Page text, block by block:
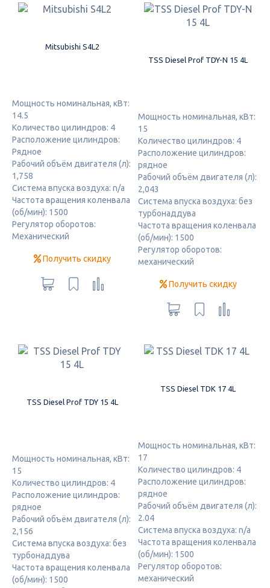
Mitsubishi S4L2
Мощность номинальная, кВт:
14.5
Количество цилиндров: 4
Расположение цилиндров:
Рядное
Рабочий объём двигателя (л):
1,758
Система впуска воздуха: n/a
Частота вращения коленвала
(об/мин): 1500
Регулятор оборотов:
Механический
Получить скидку
TSS Diesel Prof TDY-N 15 4L
Мощность номинальная, кВт:
15
Количество цилиндров: 4
Расположение цилиндров:
рядное
Рабочий объём двигателя (л):
2,043
Система впуска воздуха: без
турбонаддува
Частота вращения коленвала
(об/мин): 1500
Регулятор оборотов:
механический
Получить скидку
TSS Diesel Prof TDY 15 4L
Мощность номинальная, кВт:
15
Количество цилиндров: 4
Расположение цилиндров:
рядное
Рабочий объём двигателя (л):
2,156
Система впуска воздуха: без
турбонаддува
Частота вращения коленвала
(об/мин): 1500
TSS Diesel TDК 17 4L
Мощность номинальная, кВт:
17
Количество цилиндров: 4
Расположение цилиндров:
рядное
Рабочий объём двигателя (л):
2.04
Система впуска воздуха: n/a
Частота вращения коленвала
(об/мин): 1500
Регулятор оборотов:
механический